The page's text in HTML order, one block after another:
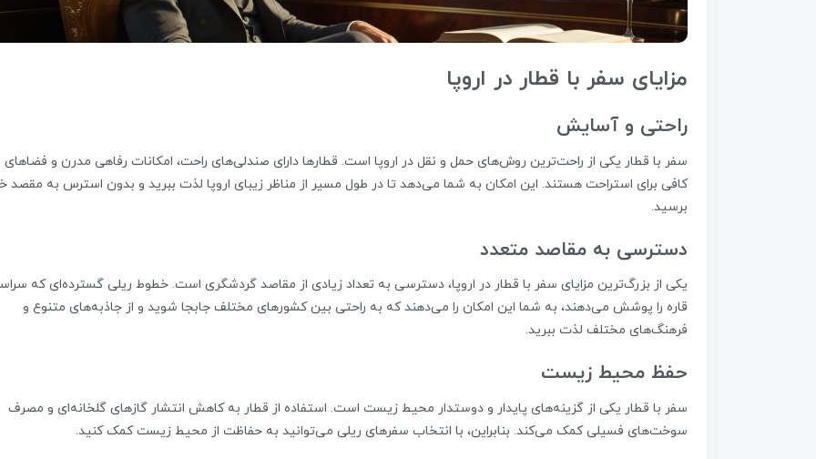
مزایای سفر با قطار در اروپا
راحتی و آسایش
سفر با قطار یکی از راحت‌ترین روش‌های حمل و نقل در اروپا است. قطارها دارای صندلی‌های راحت، امکانات رفاهی مدرن و فضاهای
کافی برای استراحت هستند. این امکان به شما می‌دهد تا در طول مسیر از مناظر زیبای اروپا لذت ببرید و بدون استرس به مقصد
برسید.
دسترسی به مقاصد متعدد
یکی از بزرگ‌ترین مزایای سفر با قطار در اروپا، دسترسی به تعداد زیادی از مقاصد گردشگری است. خطوط ریلی گسترده‌ای که
قاره را پوشش می‌دهند، به شما این امکان را می‌دهند که به راحتی بین کشورهای مختلف جابجا شوید و از جاذبه‌های متنوع و
فرهنگ‌های مختلف لذت ببرید.
حفظ محیط زیست
سفر با قطار یکی از گزینه‌های پایدار و دوستدار محیط زیست است. استفاده از قطار به کاهش انتشار گازهای گلخانه‌ای و مصرف
سوخت‌های فسیلی کمک می‌کند. بنابراین، با انتخاب سفرهای ریلی می‌توانید به حفاظت از محیط زیست کمک کنید.